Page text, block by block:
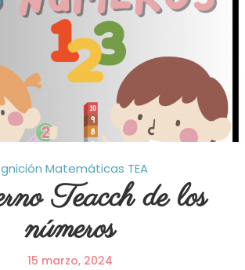
Matemáticas TEA
Teacch de los
números
15 marzo, 2024